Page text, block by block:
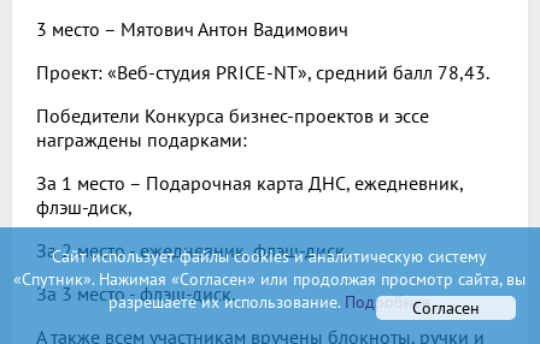
3 место – Мятович Антон Вадимович
Проект: «Веб-студия PRICE-NT», средний балл 78,43.
Победители Конкурса бизнес-проектов и эссе
награждены подарками:
За 1 место – Подарочная карта ДНС, ежедневник,
флэш-диск,
За 2 место - ежедневник, флэш-диск,
За 3 место - флэш-диск.
А также всем участникам вручены блокноты, ручки и
Сайт использует файлы cookies и аналитическую систему
«Спутник». Нажимая «Согласен» или продолжая просмотр сайта, вы
разрешаете их использование.ПодробнееСогласен